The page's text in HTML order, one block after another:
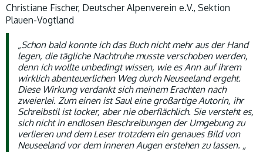
Christiane Fischer, Deutscher Alpenverein e.V., Sektion
Plauen-Vogtland
„Schon bald konnte ich das Buch nicht mehr aus der Hand
legen, die tägliche Nachtruhe musste verschoben werden,
denn ich wollte unbedingt wissen, wie es Ann auf ihrem
wirklich abenteuerlichen Weg durch Neuseeland ergeht.
Diese Wirkung verdankt sich meinem Erachten nach
zweierlei. Zum einen ist Saul eine großartige Autorin, ihr
Schreibstil ist locker, aber nie oberflächlich. Sie versteht es,
sich nicht in endlosen Beschreibungen der Umgebung zu
verlieren und dem Leser trotzdem ein genaues Bild von
Neuseeland vor dem inneren Augen erstehen zu lassen. „